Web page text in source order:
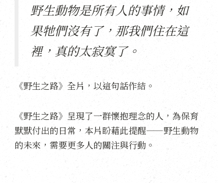
野生動物是所有人的事情，如
果牠們沒有了，那我們住在這
裡，真的太寂寞了。
《野生之路》全片，以這句話作結。
《野生之路》呈現了一群懷抱理念的人，為保育
默默付出的日常，本片盼藉此提醒——野生動物
的未來，需要更多人的關注與行動。